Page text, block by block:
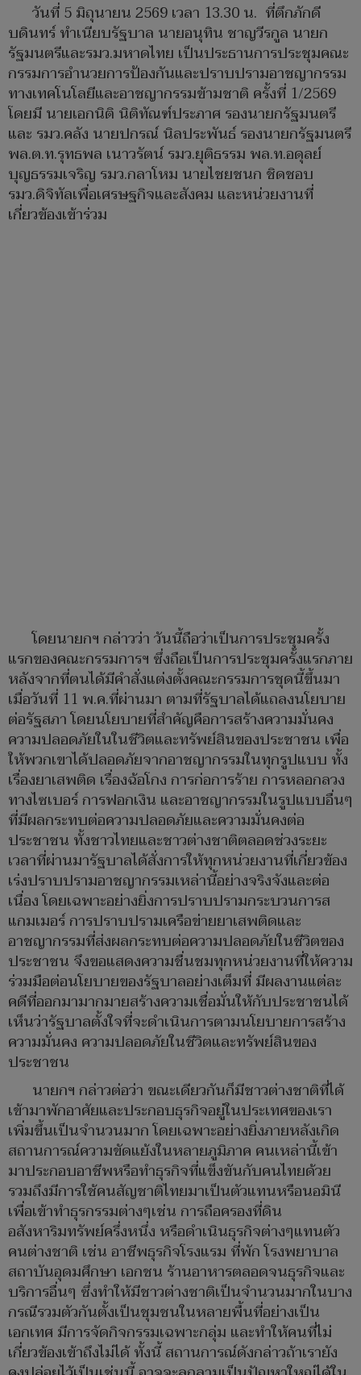
วันที่ 5 มิถุนายน 2569 เวลา 13.30 น. ที่ตึกภักดี
บดินทร์ ทำเนียบรัฐบาล นายอนุทิน ชาญวีรกูล นายก
รัฐมนตรีและรมว.มหาดไทย เป็นประธานการประชุมคณะ
กรรมการอำนวยการป้องกันและปราบปรามอาชญากรรม
ทางเทคโนโลยีและอาชญากรรมข้ามชาติ ครั้งที่ 1/2569
โดยมี นายเอกนิติ นิติทัณฑ์ประภาศ รองนายกรัฐมนตรี
และ รมว.คลัง นายปกรณ์ นิลประพันธ์ รองนายกรัฐมนตรี
พล.ต.ท.รุทธพล เนาวรัตน์ รมว.ยุติธรรม พล.ท.อดุลย์
บุญธรรมเจริญ รมว.กลาโหม นายไชยชนก ชิดชอบ
รมว.ดิจิทัลเพื่อเศรษฐกิจและสังคม และหน่วยงานที่
เกี่ยวข้องเข้าร่วม
โดยนายกฯ กล่าวว่า วันนี้ถือว่าเป็นการประชุมครั้ง
แรกของคณะกรรมการฯ ซึ่งถือเป็นการประชุมครั้งแรกภาย
หลังจากที่ตนได้มีคำสั่งแต่งตั้งคณะกรรมการชุดนี้ขึ้นมา
เมื่อวันที่ 11 พ.ค.ที่ผ่านมา ตามที่รัฐบาลได้แถลงนโยบาย
ต่อรัฐสภา โดยนโยบายที่สำคัญคือการสร้างความมั่นคง
ความปลอดภัยในในชีวิตและทรัพย์สินของประชาชน เพื่อ
ให้พวกเขาได้ปลอดภัยจากอาชญากรรมในทุกรูปแบบ ทั้ง
เรื่องยาเสพติด เรื่องฉ้อโกง การก่อการร้าย การหลอกลวง
ทางไซเบอร์ การฟอกเงิน และอาชญากรรมในรูปแบบอื่นๆ
ที่มีผลกระทบต่อความปลอดภัยและความมั่นคงต่อ
ประชาชน ทั้งชาวไทยและชาวต่างชาติตลอดช่วงระยะ
เวลาที่ผ่านมารัฐบาลได้สั่งการให้ทุกหน่วยงานที่เกี่ยวข้อง
เร่งปราบปรามอาชญากรรมเหล่านี้อย่างจริงจังและต่อ
เนื่อง โดยเฉพาะอย่างยิ่งการปราบปรามกระบวนการส
แกมเมอร์ การปราบปรามเครือข่ายยาเสพติดและ
อาชญากรรมที่ส่งผลกระทบต่อความปลอดภัยในชีวิตของ
ประชาชน จึงขอแสดงความชื่นชมทุกหน่วยงานที่ให้ความ
ร่วมมือต่อนโยบายของรัฐบาลอย่างเต็มที่ มีผลงานแต่ละ
คดีที่ออกมามากมายสร้างความเชื่อมั่นให้กับประชาชนได้
เห็นว่ารัฐบาลตั้งใจที่จะดำเนินการตามนโยบายการสร้าง
ความมั่นคง ความปลอดภัยในชีวิตและทรัพย์สินของ
ประชาชน
นายกฯ กล่าวต่อว่า ขณะเดียวกันก็มีชาวต่างชาติที่ได้
เข้ามาพักอาศัยและประกอบธุรกิจอยู่ในประเทศของเรา
เพิ่มขึ้นเป็นจำนวนมาก โดยเฉพาะอย่างยิ่งภายหลังเกิด
สถานการณ์ความขัดแย้งในหลายภูมิภาค คนเหล่านี้เข้า
มาประกอบอาชีพหรือทำธุรกิจที่แข็งขันกับคนไทยด้วย
รวมถึงมีการใช้คนสัญชาติไทยมาเป็นตัวแทนหรือนอมินี
เพื่อเข้าทำธุรกรรมต่างๆเช่น การถือครองที่ดิน
อสังหาริมทรัพย์ครึ่งหนึ่ง หรือดำเนินธุรกิจต่างๆแทนตัว
คนต่างชาติ เช่น อาชีพธุรกิจโรงแรม ที่พัก โรงพยาบาล
สถาบันอุดมศึกษา เอกชน ร้านอาหารตลอดจนธุรกิจและ
บริการอื่นๆ ซึ่งทำให้มีชาวต่างชาติเป็นจำนวนมากในบาง
กรณีรวมตัวกันตั้งเป็นชุมชนในหลายพื้นที่อย่างเป็น
เอกเทศ มีการจัดกิจกรรมเฉพาะกลุ่ม และทำให้คนที่ไม่
เกี่ยวข้องเข้าถึงไม่ได้ ทั้งนี้ สถานการณ์ดังกล่าวถ้าเรายัง